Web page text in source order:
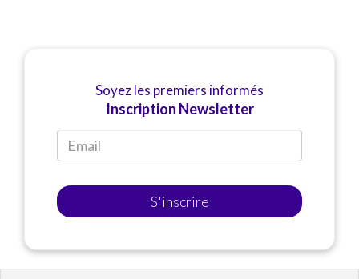
Soyez les premiers informés
Inscription Newsletter
S'inscrire